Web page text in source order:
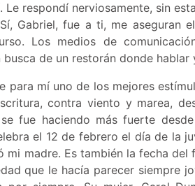
Le respondí nerviosamente, sin
Gabriel, fue a ti, me aseguran
Los medios de
de un restorán donde hablar
para mí uno de los mejores
contra viento y marea,
fue haciendo más fuerte
el 12 de febrero el día de la
mi madre. Es también la fecha
que le hacía parecer siempre